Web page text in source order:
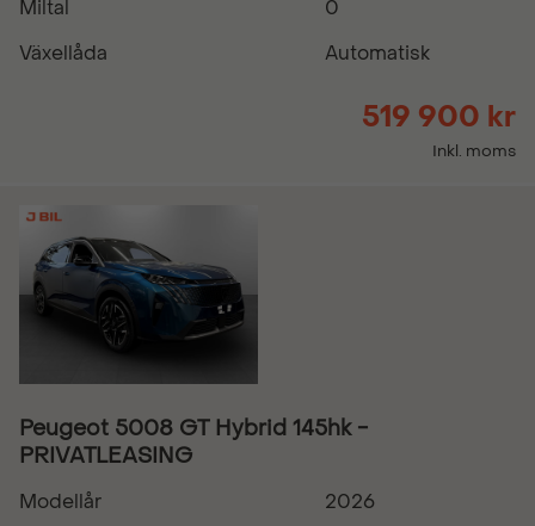
Miltal
0
Växellåda
Automatisk
519 900 kr
Inkl. moms
Peugeot 5008 GT Hybrid 145hk -
PRIVATLEASING
Modellår
2026